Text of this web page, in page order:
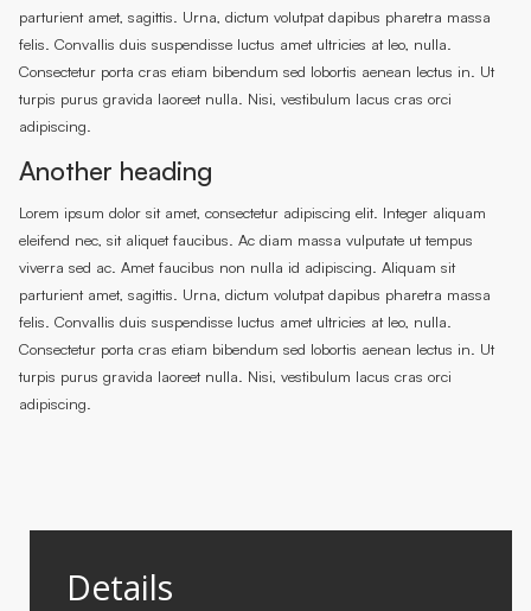
parturient amet, sagittis. Urna, dictum volutpat dapibus pharetra massa
felis. Convallis duis suspendisse luctus amet ultricies at leo, nulla.
Consectetur porta cras etiam bibendum sed lobortis aenean lectus in. Ut
turpis purus gravida laoreet nulla. Nisi, vestibulum lacus cras orci
adipiscing.
Another heading
Lorem ipsum dolor sit amet, consectetur adipiscing elit. Integer aliquam
eleifend nec, sit aliquet faucibus. Ac diam massa vulputate ut tempus
viverra sed ac. Amet faucibus non nulla id adipiscing. Aliquam sit
parturient amet, sagittis. Urna, dictum volutpat dapibus pharetra massa
felis. Convallis duis suspendisse luctus amet ultricies at leo, nulla.
Consectetur porta cras etiam bibendum sed lobortis aenean lectus in. Ut
turpis purus gravida laoreet nulla. Nisi, vestibulum lacus cras orci
adipiscing.
Details